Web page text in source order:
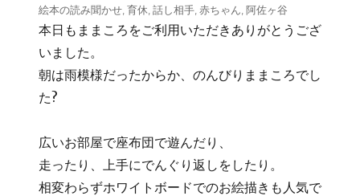
絵本の読み聞かせ, 育休 話し相手, 赤ちゃん 阿佐ヶ谷
本日もままころをご利用いただきありがとうござ
いました。
朝は雨模様だったからか、のんびりままころでし
た?
広いお部屋で座布団で遊んだり、
走ったり、上手にでんぐり返しをしたり。
相変わらずホワイトボードでのお絵描きも人気で